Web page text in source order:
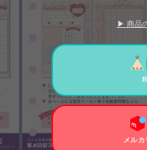
▶ 商品
メルカ